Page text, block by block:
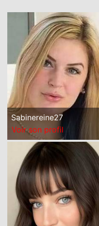
Sabinereine27
Voir son profil